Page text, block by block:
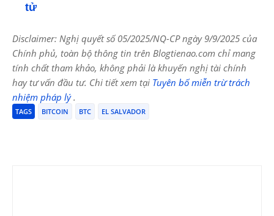
tử
Disclaimer: Nghị quyết số 05/2025/NQ-CP ngày 9/9/2025 của
Chính phủ, toàn bộ thông tin trên Blogtienao.com chỉ mang
tính chất tham khảo, không phải là khuyến nghị tài chính
hay tư vấn đầu tư. Chi tiết xem tại Tuyên bố miễn trừ trách
nhiệm pháp lý.
TAGS BITCOIN BTC EL SALVADOR